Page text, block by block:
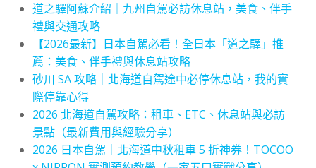
道之驛阿蘇介紹｜九州自駕必訪休息站，美食、伴手
禮與交通攻略
【2026最新】日本自駕必看！全日本「道之驛」推
薦：美食、伴手禮與休息站攻略
砂川 SA 攻略｜北海道自駕途中必停休息站，我的實
際停靠心得
2026 北海道自駕攻略：租車、ETC、休息站與必訪
景點（最新費用與經驗分享）
2026 日本自駕｜北海道中秋租車 5 折神券！TOCOO